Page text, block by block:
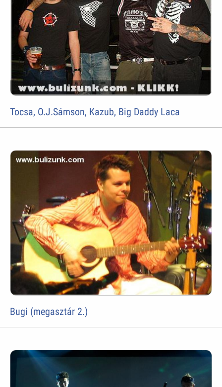
Tocsa, O.J.Sámson, Kazub, Big Daddy Laca
Bugi (megasztár 2.)